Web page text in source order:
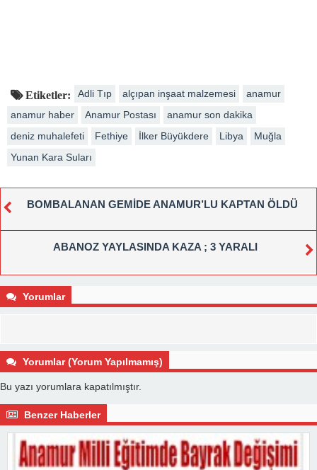
Etiketler: Adli Tıp alçıpan inşaat malzemesi
anamur
anamur haber
Anamur Postası
anamur son dakika
deniz muhalefeti
Fethiye İlker Büyükdere Libya
Muğla
Yunan Kara Suları
BOMBALANAN GEMİDE ANAMUR’LU KAPTAN ÖLDÜ
ABANOZ YAYLASINDA KAZA ; 3 YARALI
Yorumlar
Yorumlar (Yorum Yapılmamış)
Bu yazı yorumlara kapatılmıştır.
Benzer Haberler